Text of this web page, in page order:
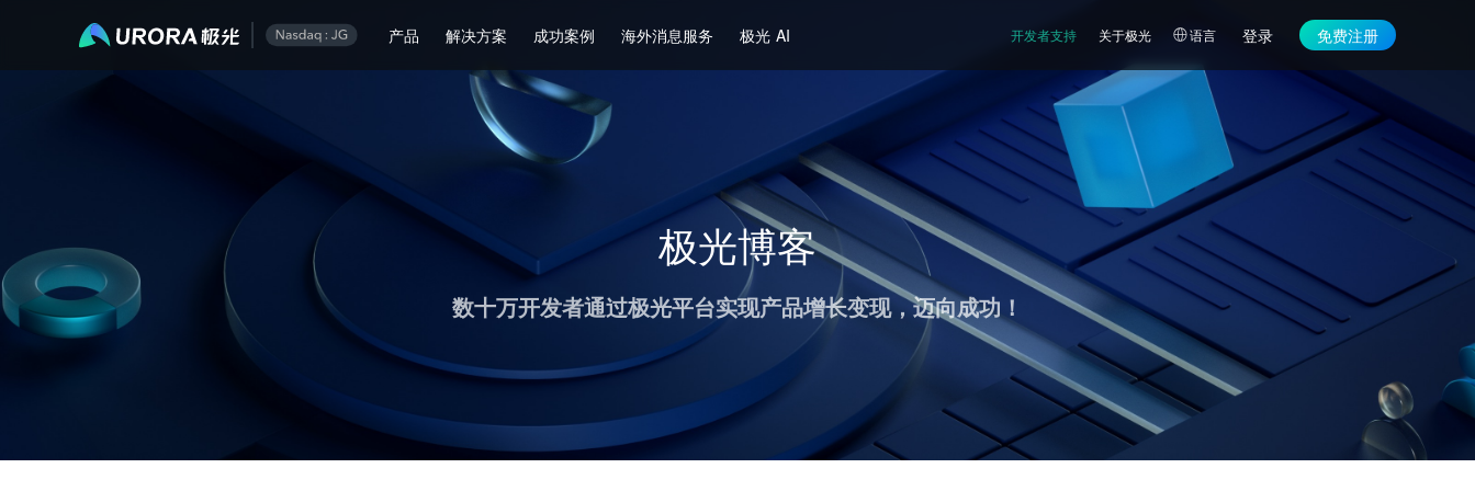
产品 解决方案 成功案例 海外消息服务 极光 AI 开发者支持 关于极光 语言 登录 免费注册
极光博客
数十万开发者通过极光平台实现产品增长变现，迈向成功！